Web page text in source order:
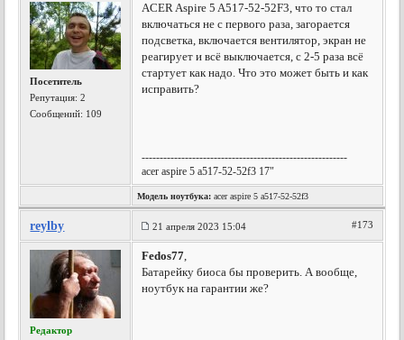
Посетитель
Репутация:2
Сообщений: 109
ACER Aspire 5 A517-52-52F3, что то стал
включаться не с первого раза, загорается
подсветка, включается вентилятор, экран не
реагирует и всё выключается, с 2-5 раза всё
стартует как надо. Что это может быть и как
исправить?
---------------------------------------------------------
acer aspire 5 a517-52-52f3 17"
Модель ноутбука: acer aspire 5 a517-52-52f3
reylby 21 апреля 2023 15:04 #173
Редактор
Fedos77,
Батарейку биоса бы проверить. А вообще,
ноутбук на гарантии же?